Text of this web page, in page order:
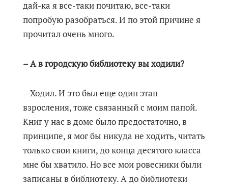
дай-ка я все-таки почитаю, все-таки
попробую разобраться. И по этой причине я
прочитал очень много.
– А в городскую библиотеку вы ходили?
– Ходил. И это был еще один этап
взросления, тоже связанный с моим папой.
Книг у нас в доме было предостаточно, в
принципе, я мог бы никуда не ходить, читать
только свои книги, до конца десятого класса
мне бы хватило. Но все мои ровесники были
записаны в библиотеку. А до библиотеки